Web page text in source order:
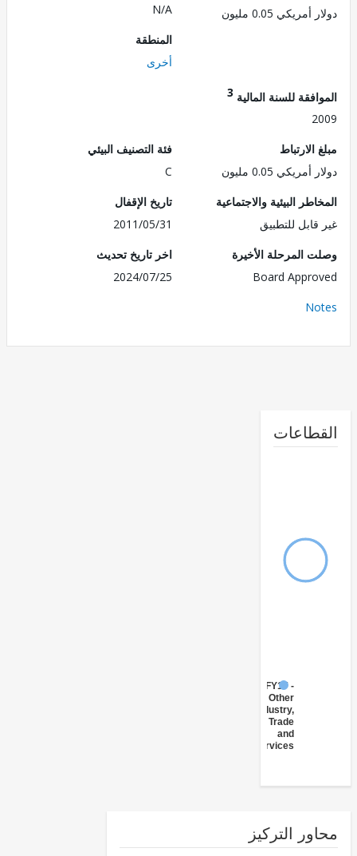
0.05 مليون
للسنة المالية3
0.05 مليون
فئة التصنيف البيئي
البيئية والاجتماعية
للتطبيق
تاريخ الإقفال
2011/05/31
المرحلة الأخيرة
Board
اخر تاريخ تحديث
2024/07/25
Services
التركيز